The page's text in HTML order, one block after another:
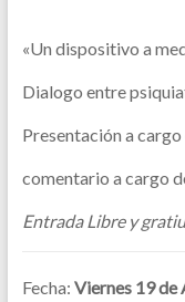
«Un dispositivo a
Dialogo entre
Presentación a
comentario a cargo
Entrada Libre y
Fecha: Viernes 19 de